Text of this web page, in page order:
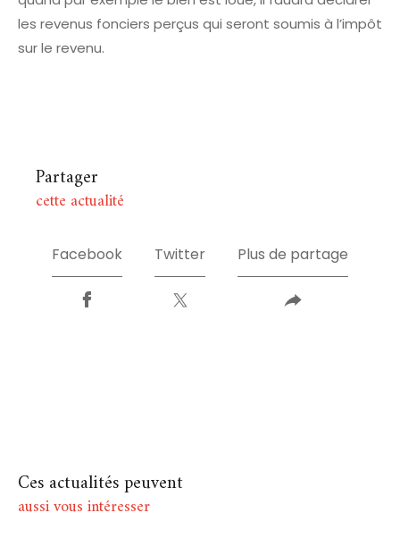
les revenus fonciers perçus qui seront soumis à l’impôt
sur le revenu.
Partager
cette actualité
Facebook Twitter Plus de partage
Ces actualités peuvent
aussi vous intéresser